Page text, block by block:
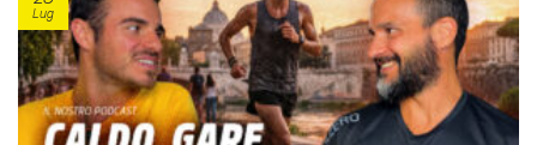
Lug